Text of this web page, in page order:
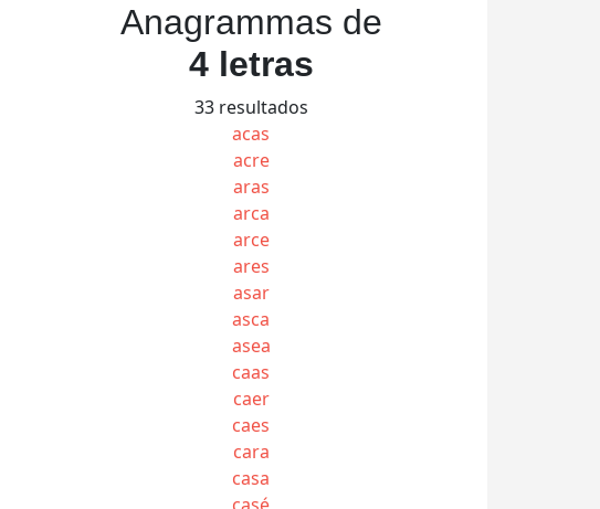
Anagrammas de
4 letras
33 resultados
acas
acre
aras
arca
arce
ares
asar
asca
asea
caas
caer
caes
cara
casa